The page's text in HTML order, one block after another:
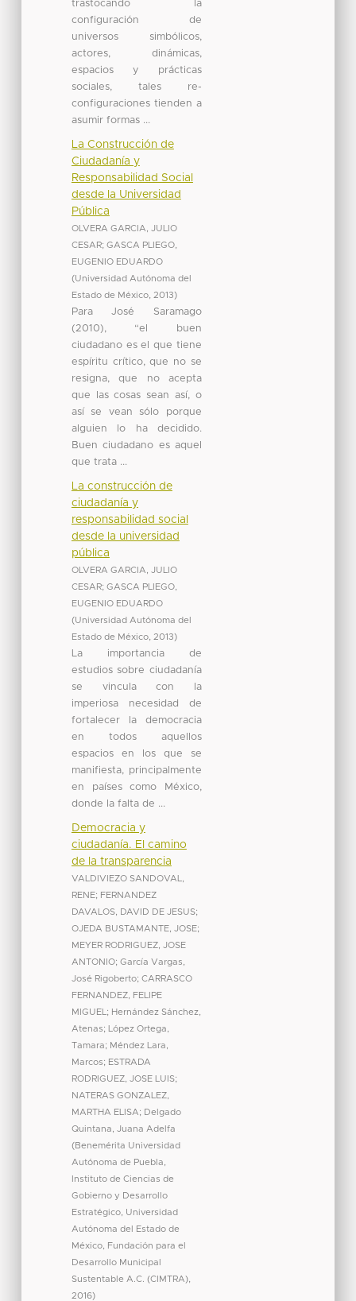
trastocando la
configuración de
universos simbólicos,
actores, dinámicas,
espacios y prácticas
sociales, tales re-
configuraciones tienden a
asumir formas ...
La Construcción de
Ciudadanía y
Responsabilidad Social
desde la Universidad
Pública
OLVERA GARCIA, JULIO
CESAR; GASCA PLIEGO,
EUGENIO EDUARDO
(Universidad Autónoma del
Estado de México, 2013)
Para José Saramago
(2010), “el buen
ciudadano es el que tiene
espíritu crítico, que no se
resigna, que no acepta
que las cosas sean así, o
así se vean sólo porque
alguien lo ha decidido.
Buen ciudadano es aquel
que trata ...
La construcción de
ciudadanía y
responsabilidad social
desde la universidad
pública
OLVERA GARCIA, JULIO
CESAR; GASCA PLIEGO,
EUGENIO EDUARDO
(Universidad Autónoma del
Estado de México, 2013)
La importancia de
estudios sobre ciudadanía
se vincula con la
imperiosa necesidad de
fortalecer la democracia
en todos aquellos
espacios en los que se
manifiesta, principalmente
en países como México,
donde la falta de ...
Democracia y
ciudadanía. El camino
de la transparencia
VALDIVIEZO SANDOVAL,
RENE; FERNANDEZ
DAVALOS, DAVID DE JESUS;
OJEDA BUSTAMANTE, JOSE;
MEYER RODRIGUEZ, JOSE
ANTONIO; García Vargas,
José Rigoberto; CARRASCO
FERNANDEZ, FELIPE
MIGUEL ; Hernández Sánchez,
Atenas;
López Ortega,
Tamara; Méndez Lara,
Marcos; ESTRADA
RODRIGUEZ, JOSE LUIS;
NATERAS GONZALEZ,
MARTHA ELISA; Delgado
Quintana, Juana Adelfa
(Benemérita Universidad
Autónoma de Puebla,
Instituto de Ciencias de
Gobierno y Desarrollo
Estratégico, Universidad
Autónoma del Estado de
México, Fundación para el
Desarrollo Municipal
Sustentable A.C. (CIMTRA),
2016)